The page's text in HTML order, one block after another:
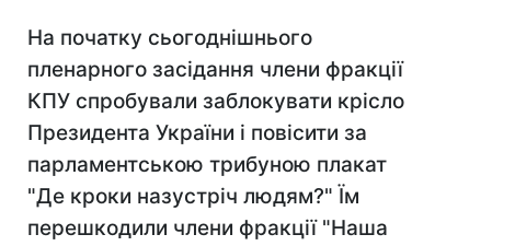
На початку сьогоднішнього
пленарного засідання члени фракції
КПУ спробували заблокувати крісло
Президента України і повісити за
парламентською трибуною плакат
"Де кроки назустріч людям?" Їм
перешкодили члени фракції "Наша